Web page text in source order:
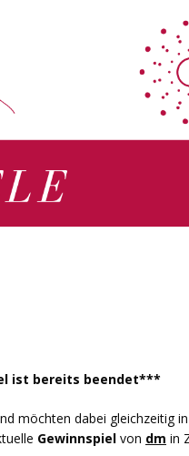
ist bereits beendet***
möchten dabei gleichzeitig
Gewinnspiel von dm in